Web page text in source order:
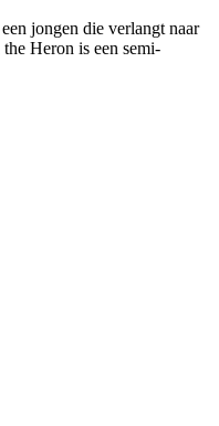
jongen die verlangt naar
Heron is een semi-